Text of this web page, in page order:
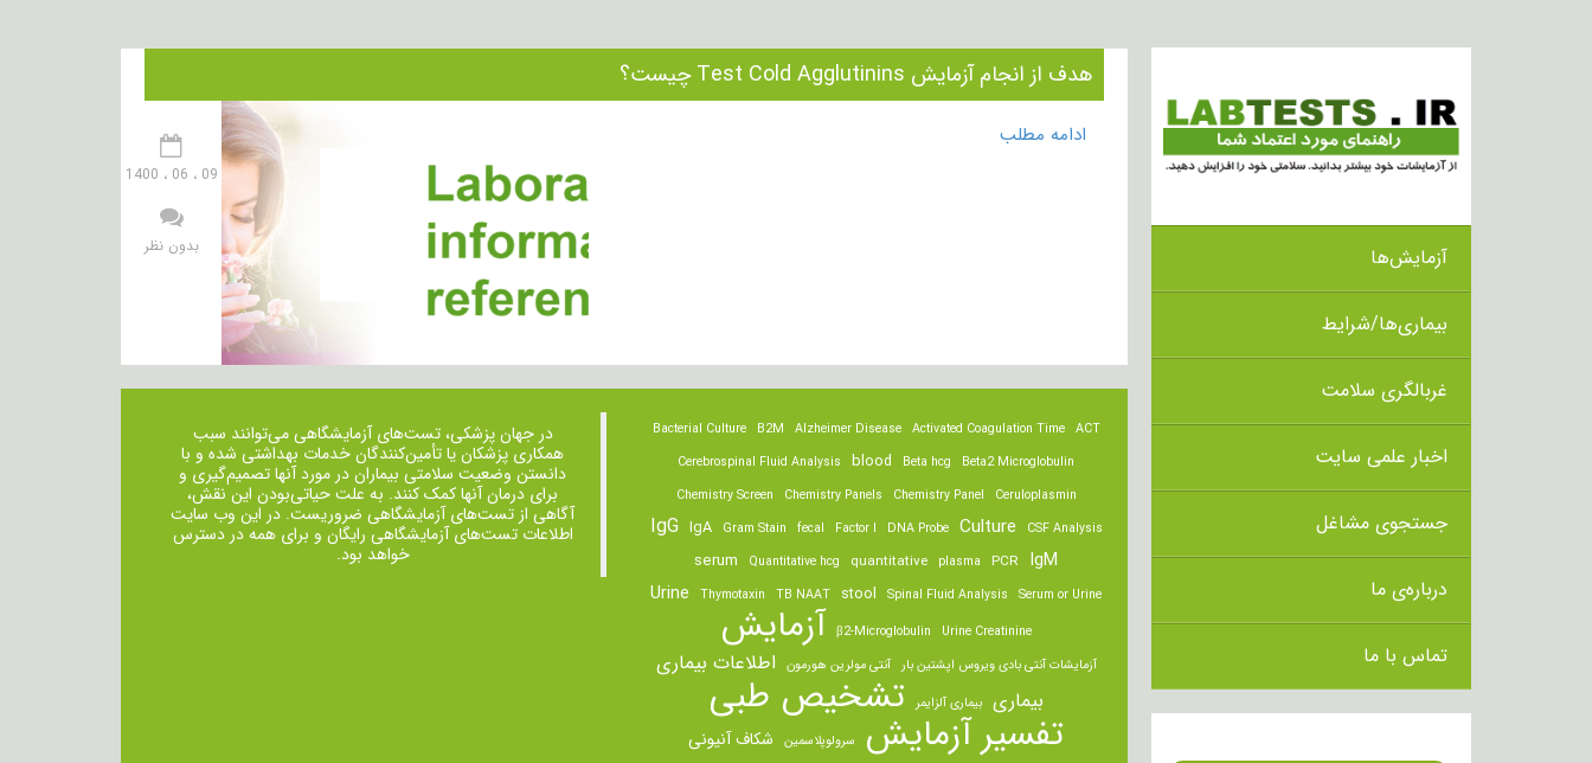
آزمایش‌ها
بیماری‌ها/شرایط
غربالگری سلامت
اخبار علمی سایت
جستجوی مشاغل
درباره‌ی ما
تماس با ما
هدف از انجام آزمایش Test Cold Agglutinins چیست؟
09 ، 06 ، 1400
بدون نظر
ادامه مطلب
ACT
Activated Coagulation Time
Alzheimer Disease
B2M
Bacterial Culture
Beta2 Microglobulin
Beta hcg
blood
Cerebrospinal Fluid Analysis
Ceruloplasmin
Chemistry Panel
Chemistry Panels
Chemistry Screen
CSF Analysis
Culture
DNA Probe
Factor I
fecal
Gram Stain
IgA
IgG
IgM
PCR
plasma
quantitative
Quantitative hcg
serum
Serum or Urine
Spinal Fluid Analysis
stool
TB NAAT
Thymotaxin
Urine
Urine Creatinine
β2-Microglobulin آزمایش
آزمایشات آنتی بادی ویروس اپشتین بار آنتی مولرین هورمون اطلاعات بیماری
بیماری بیماری آلزایمر تشخیص طبی
تفسیر آزمایش سرولوپلاسمین شکاف آنیونی
در جهان پزشکی، تست‌های آزمایشگاهی می‌توانند سبب
همکاری پزشکان یا تأمین‌کنندگان خدمات بهداشتی شده و با
دانستن وضعیت سلامتی بیماران در مورد آنها تصمیم‌گیری و
برای درمان ‌آنها کمک کنند. به علت حیاتی‌بودن این نقش،
آگاهی از تست‌های آزمایشگاهی ضروریست. در این وب سایت
اطلاعات تست‌های آزمایشگاهی رایگان و برای همه در دسترس
خواهد بود.